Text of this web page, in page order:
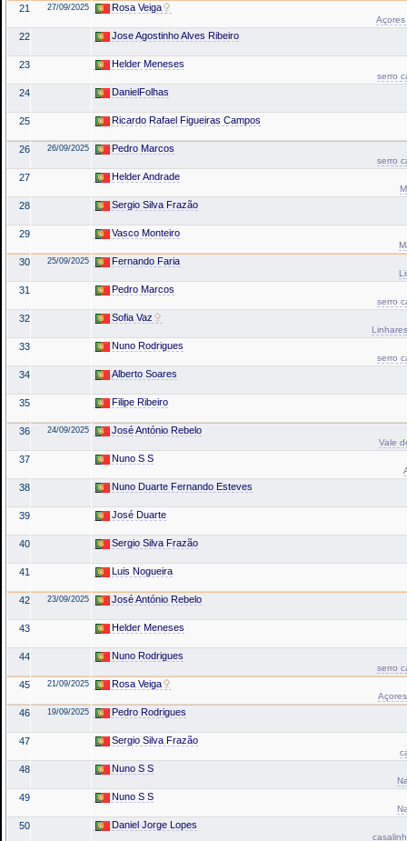
21 27/09/2025 Rosa Veiga
Açores
22 Jose Agostinho Alves Ribeiro
23 Helder Meneses
serro
24 DanielFolhas
25 Ricardo Rafael Figueiras Campos
26 26/09/2025 Pedro Marcos
serro
27 Helder Andrade
28 Sergio Silva Frazão
29 Vasco Monteiro
30 25/09/2025 Fernando Faria
31 Pedro Marcos
serro
32 Sofia Vaz
33 Nuno Rodrigues
serro
34 Alberto Soares
35 Filipe Ribeiro
36 24/09/2025 José António Rebelo
Vale
37 Nuno S S
38 Nuno Duarte Fernando Esteves
39 José Duarte
40 Sergio Silva Frazão
41 Luis Nogueira
42 23/09/2025 José António Rebelo
43 Helder Meneses
44 Nuno Rodrigues
serro
45 21/09/2025 Rosa Veiga
46 19/09/2025 Pedro Rodrigues
47 Sergio Silva Frazão
48 Nuno S S
49 Nuno S S
50 Daniel Jorge Lopes